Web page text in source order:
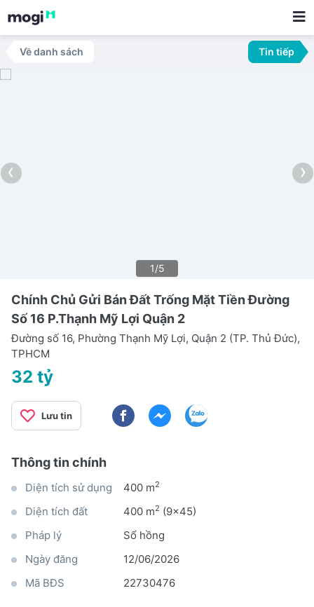
Về danh sách Tin tiếp
‹ ›
1/5
Chính Chủ Gửi Bán Đất Trống Mặt Tiền Đường
Số 16 P.Thạnh Mỹ Lợi Quận 2
Đường số 16, Phường Thạnh Mỹ Lợi, Quận 2 (TP. Thủ Đức),
TPHCM
32 tỷ
Lưu tin
Thông tin chính
Diện tích sử dụng 400 m2
Diện tích đất 400 m2 (9x45)
Pháp lý
Sổ hồng
Ngày đăng
12/06/2026
Mã BĐS
22730476